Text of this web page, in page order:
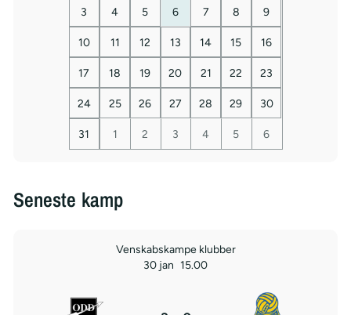
3 4 5 6 7 8 9
10 11 12 13 14 15 16
17 18 19 20 21 22 23
24 25 26 27 28 29 30
31 1 2 3 4 5 6
Seneste kamp
Venskabskampe klubber
30 jan 15.00